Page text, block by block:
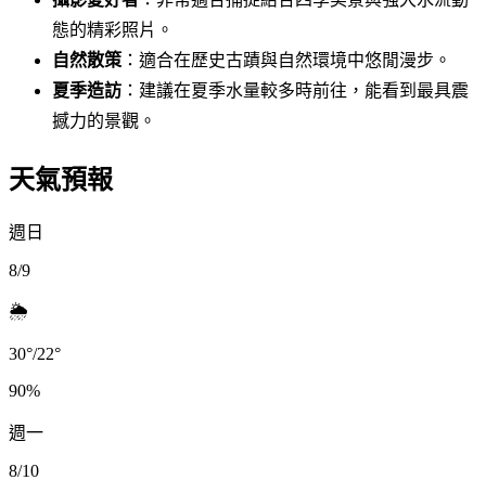
態的精彩照片。
自然散策：適合在歷史古蹟與自然環境中悠閒漫步。
夏季造訪 ：建議在夏季水量較多時前往，能看到最具震
撼力的景觀。
天氣預報
週日
8/9
🌦️
30°/22°
90%
週一
8/10